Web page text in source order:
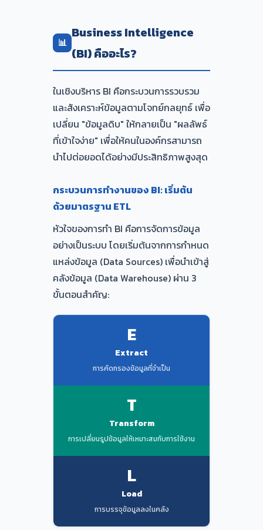
📊
Business Intelligence
(BI) คืออะไร?
ในเชิงบริหาร BI คือกระบวนการรวบรวม
และสังเคราะห์ข้อมูลตามโจทย์กลยุทธ์ เพื่อ
เปลี่ยน "ข้อมูลดิบ" ให้กลายเป็น "ผลลัพธ์
ที่เข้าใจง่าย" เพื่อให้คนในองค์กรสามารถ
นำไปต่อยอดได้อย่างมีประสิทธิภาพสูงสุด
กระบวนการทำงานของ BI: เริ่มต้น
ด้วยมาตรฐาน ETL
หัวใจของการทำ BI คือการจัดการข้อมูล
อย่างเป็นระบบ โดยเริ่มต้นจากการกำหนด
แหล่งข้อมูล (Data Sources) เพื่อนำเข้าสู่
คลังข้อมูล (Data Warehouse) ผ่าน 3
ขั้นตอนสำคัญ:
E
Extract
การคัดกรองข้อมูลที่จำเป็น
T
Transform
การเปลี่ยนรูปข้อมูลให้เหมาะสมกับการใช้งาน
L
Load
การบรรจุข้อมูลลงในคลัง